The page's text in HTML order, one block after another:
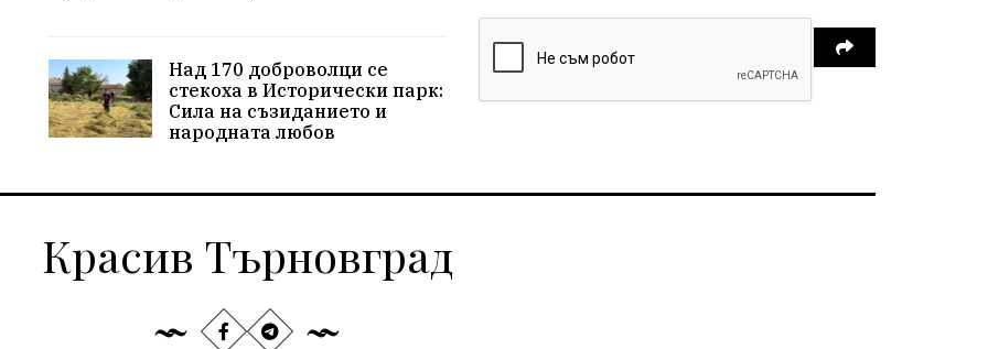
Над 170 доброволци се
стекоха в Исторически парк:
Сила на съзиданието и
народната любов
Красив Търновград